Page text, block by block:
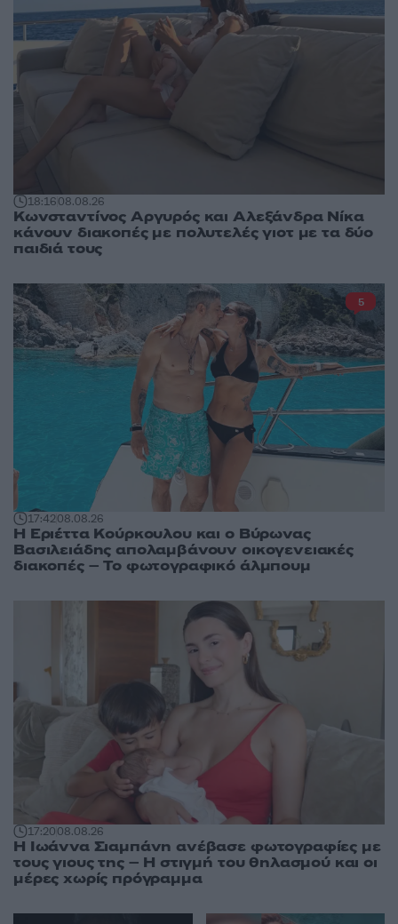
18:1608.08.26
Κωνσταντίνος Αργυρός και Αλεξάνδρα Νίκα
κάνουν διακοπές με πολυτελές γιοτ με τα δύο
παιδιά τους
17:4208.08.26
Η Εριέττα Κούρκουλου και ο Βύρωνας
Βασιλειάδης απολαμβάνουν οικογενειακές
διακοπές – Το φωτογραφικό άλμπουμ
5
17:2008.08.26
H Ιωάννα Σιαμπάνη ανέβασε φωτογραφίες με
τους γιους της – Η στιγμή του θηλασμού και οι
μέρες χωρίς πρόγραμμα